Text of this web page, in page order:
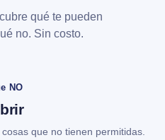
qué te pueden
no. Sin costo.
NO
que no tienen permitidas.